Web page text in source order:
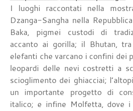
I luoghi raccontati nella
Dzanga-Sangha nella
Baka, pigmei custodi di
accanto ai gorilla; il Bhutan,
elefanti che varcano i confini dei
leopardi delle nevi costretti a
scioglimento dei ghiacciai;
un importante progetto di
italico; e infine Molfetta, dove i